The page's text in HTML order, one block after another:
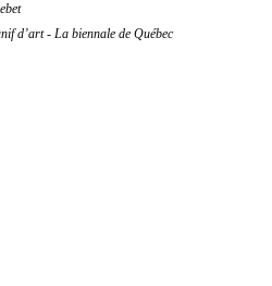
d’art - La biennale de Québec